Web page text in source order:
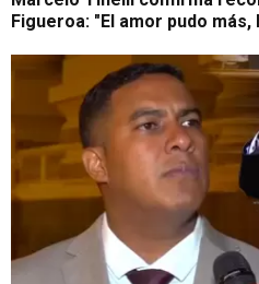
Figueroa: "El amor pudo